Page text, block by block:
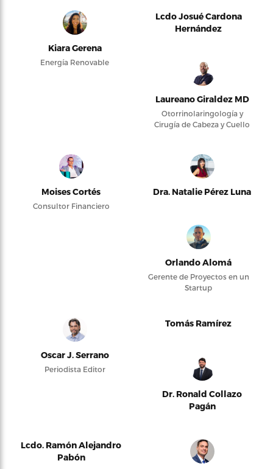
Kiara Gerena
Energía Renovable
Lcdo Josué Cardona
Hernández
Laureano Giraldez MD
Otorrinolaringología y
Cirugía de Cabeza y Cuello
Moises Cortés
Consultor Financiero
Dra. Natalie Pérez Luna
Orlando Alomá
Gerente de Proyectos en un
Startup
Oscar J. Serrano
Periodista Editor
Tomás Ramírez
Dr. Ronald Collazo
Pagán
Lcdo. Ramón Alejandro
Pabón